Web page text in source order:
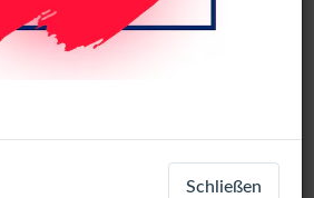
Glass Samsung
Schließen